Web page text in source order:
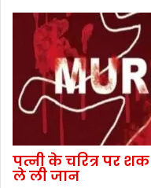
पत्नी के चरित्र पर
ले ली जान